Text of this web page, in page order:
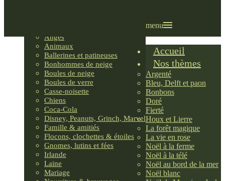
Anges
Animaux
Ballerines et patineuses
Bonhommes de neige
Boules de neige
Boules de verre
Casse-noisette
Chiens
Coca-Cola
Disney, Peanuts, Grinch, Marvel
Famille & amitiés
Flocons, clochettes & étoiles
Gnomes, lutins et fées
Irlande
Laine
Mariage
menu
Accueil
Nos thèmes
Argenté
Bleu, Delft et paon
Bonbons
Doré
Fierté
Houx et Lierre
La forêt magique
La vie en rose
Noël à la ferme
Noël à la télé
Noël au bord de la mer
Noël blanc